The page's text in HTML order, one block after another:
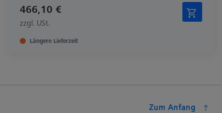
466,10 €
zzgl. USt.
Längere Lieferzeit
Zum Anfang